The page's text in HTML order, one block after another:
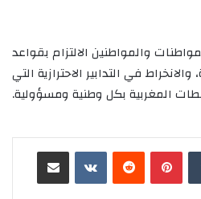
والمواطنين الالتزام بقواعد
في التدابير الاحترازية التي
المغربية بكل وطنية ومسؤولية.
بينتيريست